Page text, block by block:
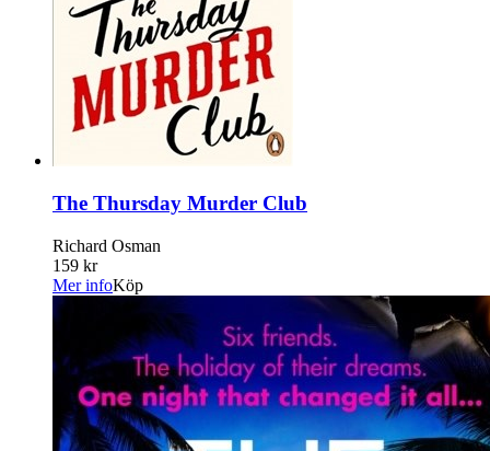
The Thursday Murder Club
Richard Osman
159 kr
Mer infoKöp